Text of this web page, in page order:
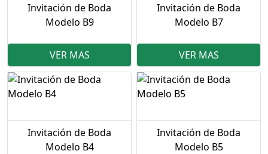
Invitación de Boda
Modelo B9
VER MAS
Invitación de Boda
Modelo B7
VER MAS
Invitación de Boda
Modelo B4
Invitación de Boda
Modelo B5